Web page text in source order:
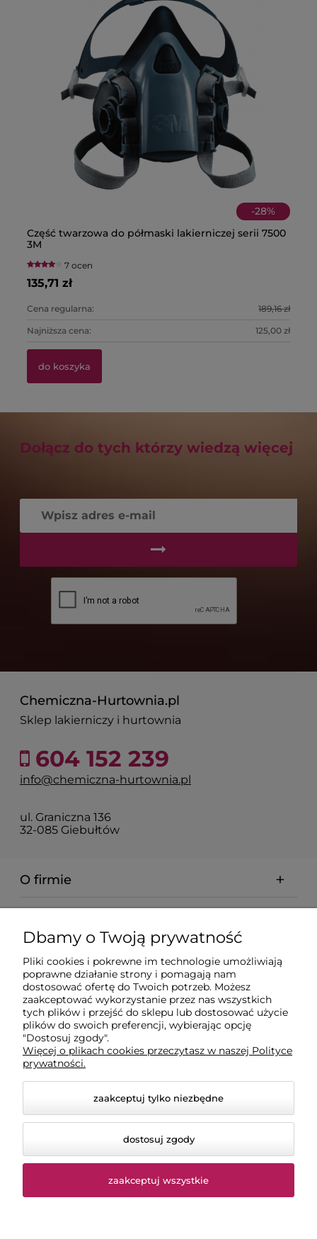
-28%
Część twarzowa do półmaski lakierniczej serii 7500
3M
7 ocen
135,71 zł
Cena regularna: 189,16 zł
Najniższa cena: 125,00 zł
do koszyka
Dołącz do tych którzy wiedzą więcej
Chemiczna-Hurtownia.pl
Sklep lakierniczy i hurtownia
604 152 239
info@chemiczna-hurtownia.pl
ul. Graniczna 136
32-085 Giebułtów
O firmie
Dostawa
Moje konto
Gwarancja i zwroty
© 2026 chemiczna-hurtownia.pl. Wszelkie prawa
zastrzeżone.
Dbamy o Twoją prywatność
Pliki cookies i pokrewne im technologie umożliwiają
poprawne działanie strony i pomagają nam
dostosować ofertę do Twoich potrzeb. Możesz
zaakceptować wykorzystanie przez nas wszystkich
tych plików i przejść do sklepu lub dostosować użycie
plików do swoich preferencji, wybierając opcję
"Dostosuj zgody".
Więcej o plikach cookies przeczytasz w naszej Polityce
prywatności.
zaakceptuj tylko niezbędne
dostosuj zgody
zaakceptuj wszystkie